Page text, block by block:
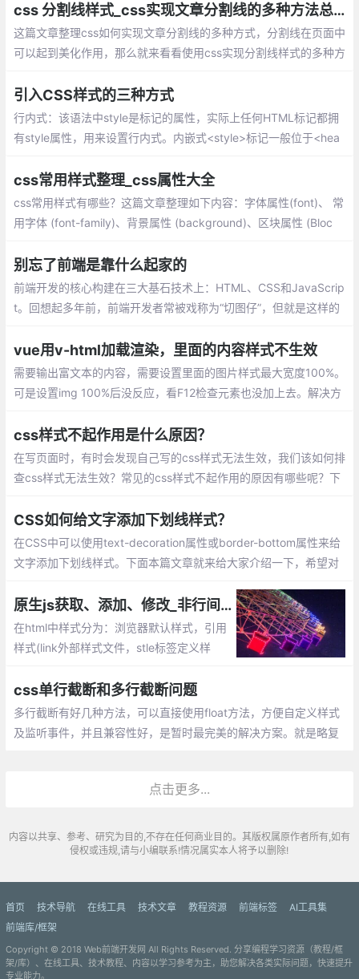
css 分割线样式_css实现文章分割线的多种方法总结
这篇文章整理css如何实现文章分割线的多种方式，分割线在页面中
可以起到美化作用，那么就来看看使用css实现分割线样式的多种方
现分隔线、浮动实现分隔线、利用字符实现分隔线
引入CSS样式的三种方式
行内式：该语法中style是标记的属性，实际上任何HTML标记都拥
有style属性，用来设置行内式。内嵌式<style>标记一般位于<hea
方。
css常用样式整理_css属性大全
css常用样式有哪些？这篇文章整理如下内容：字体属性(font)、 常
用字体 (font-family)、背景属性 (background)、区块属性 (Bloc
定位属性 (Position)、CSS文字属性
别忘了前端是靠什么起家的
前端开发的核心构建在三大基石技术上：HTML、CSS和JavaScrip
t。回想起多年前，前端开发者常被戏称为“切图仔”，但就是这样的
vue用v-html加载渲染，里面的内容样式不生效
需要输出富文本的内容，需要设置里面的图片样式最大宽度100%。
可是设置img 100%后没反应，看F12检查元素也没加上去。解决方
css样式不起作用是什么原因？
在写页面时，有时会发现自己写的css样式无法生效，我们该如何排
查css样式无法生效？常见的css样式不起作用的原因有哪些呢？下
CSS如何给文字添加下划线样式？
在CSS中可以使用text-decoration属性或border-bottom属性来给
文字添加下划线样式。下面本篇文章就来给大家介绍一下，希望对
原生js获取、添加、修改_非行间css样式
在html中样式分为：浏览器默认样式，引用
样式(link外部样式文件，stle标签定义样
式)。这篇文章主要讲解使用原生js获取、添
加非行间css样式。
css单行截断和多行截断问题
多行截断有好几种方法，可以直接使用float方法，方便自定义样式
及监听事件，并且兼容性好，是暂时最完美的解决方案。就是略复
点击更多...
内容以共享、参考、研究为目的,不存在任何商业目的。其版权属原作者所有,如有
侵权或违规,请与小编联系!情况属实本人将予以删除!
首页 技术导航 在线工具 技术文章 教程资源 前端标签
AI工具集
前端库/框架